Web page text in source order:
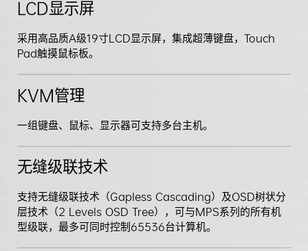
LCD显示屏
采用高品质A级19寸LCD显示屏，集成超薄键盘，Touch
Pad触摸鼠标板。
KVM管理
一组键盘、鼠标、显示器可支持多台主机。
无缝级联技术
支持无缝级联技术（Gapless Cascading）及OSD树状分
层技术（2 Levels OSD Tree），可与MPS系列的所有机
型级联，最多可同时控制65536台计算机。